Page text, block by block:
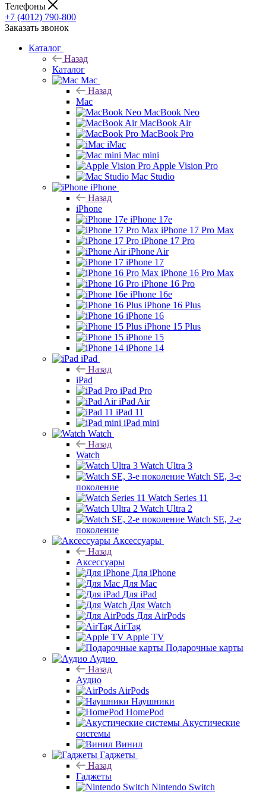
Телефоны
+7 (4012) 790-800
Заказать звонок
Каталог
Назад
Каталог
Mac
Назад
Mac
MacBook Neo
MacBook Air
MacBook Pro
iMac
Mac mini
Apple Vision Pro
Mac Studio
iPhone
Назад
iPhone
iPhone 17e
iPhone 17 Pro Max
iPhone 17 Pro
iPhone Air
iPhone 17
iPhone 16 Pro Max
iPhone 16 Pro
iPhone 16e
iPhone 16 Plus
iPhone 16
iPhone 15 Plus
iPhone 15
iPhone 14
iPad
Назад
iPad
iPad Pro
iPad Air
iPad 11
iPad mini
Watch
Назад
Watch
Watch Ultra 3
Watch SE, 3-е
поколение
Watch Series 11
Watch Ultra 2
Watch SE, 2-е
поколение
Аксессуары
Назад
Аксессуары
Для iPhone
Для Mac
Для iPad
Для Watch
Для AirPods
AirTag
Apple TV
Подарочные карты
Аудио
Назад
Аудио
AirPods
Наушники
HomePod
Акустические
системы
Винил
Гаджеты
Назад
Гаджеты
Nintendo Switch